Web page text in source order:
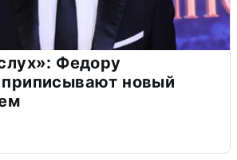
Федору
новый